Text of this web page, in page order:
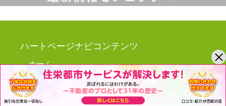
ハートページナビコンテンツ
ホーム
介護を学ぶ はーとん教室
介護ニュース